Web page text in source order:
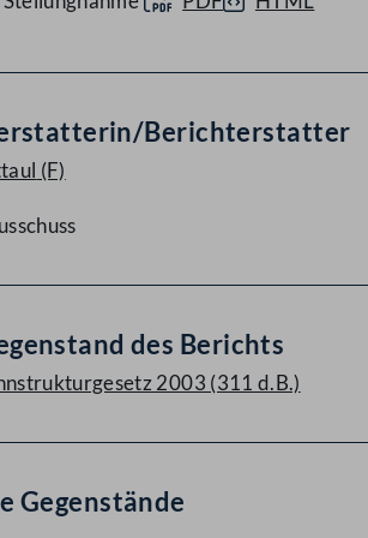
Berichterstatter
(F)
des Berichts
2003 (311 d.B.)
Gegenstände